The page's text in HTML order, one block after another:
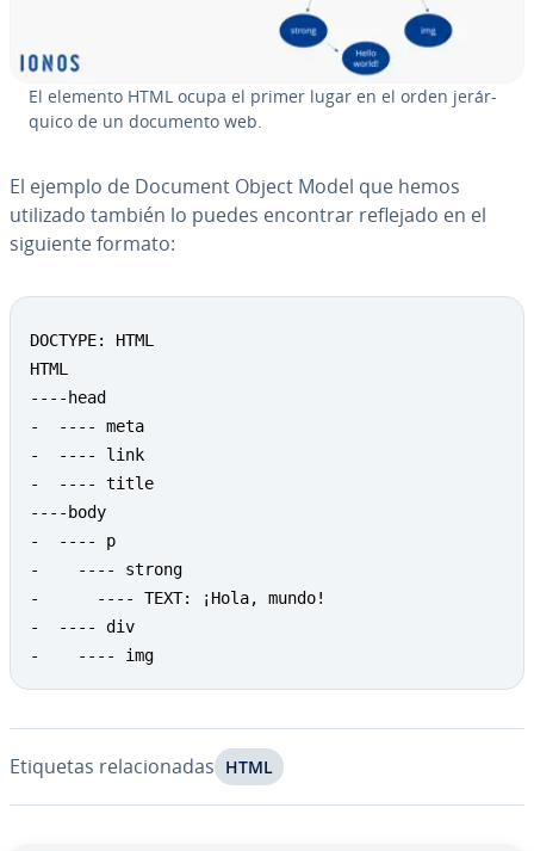
El elemento HTML ocupa el primer lugar en el orden je­rá­r­
qui­co de un documento web.
El ejemplo de Document Object Model que hemos
utilizado también lo puedes encontrar reflejado en el
siguiente formato:
DOCTYPE: HTML
HTML
----head
-  ---- meta
-  ---- link
-  ---- title
----body
-  ---- p
-    ---- strong
-      ---- TEXT: ¡Hola, mundo!
-  ---- div
-    ---- img
Etiquetas re­la­cio­na­das HTML